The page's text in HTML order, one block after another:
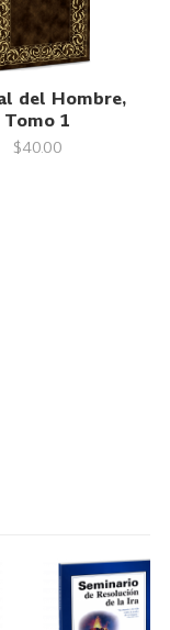
del Hombre,
Tomo 1
$40.00